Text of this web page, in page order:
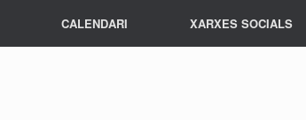
CALENDARI XARXES SOCIALS